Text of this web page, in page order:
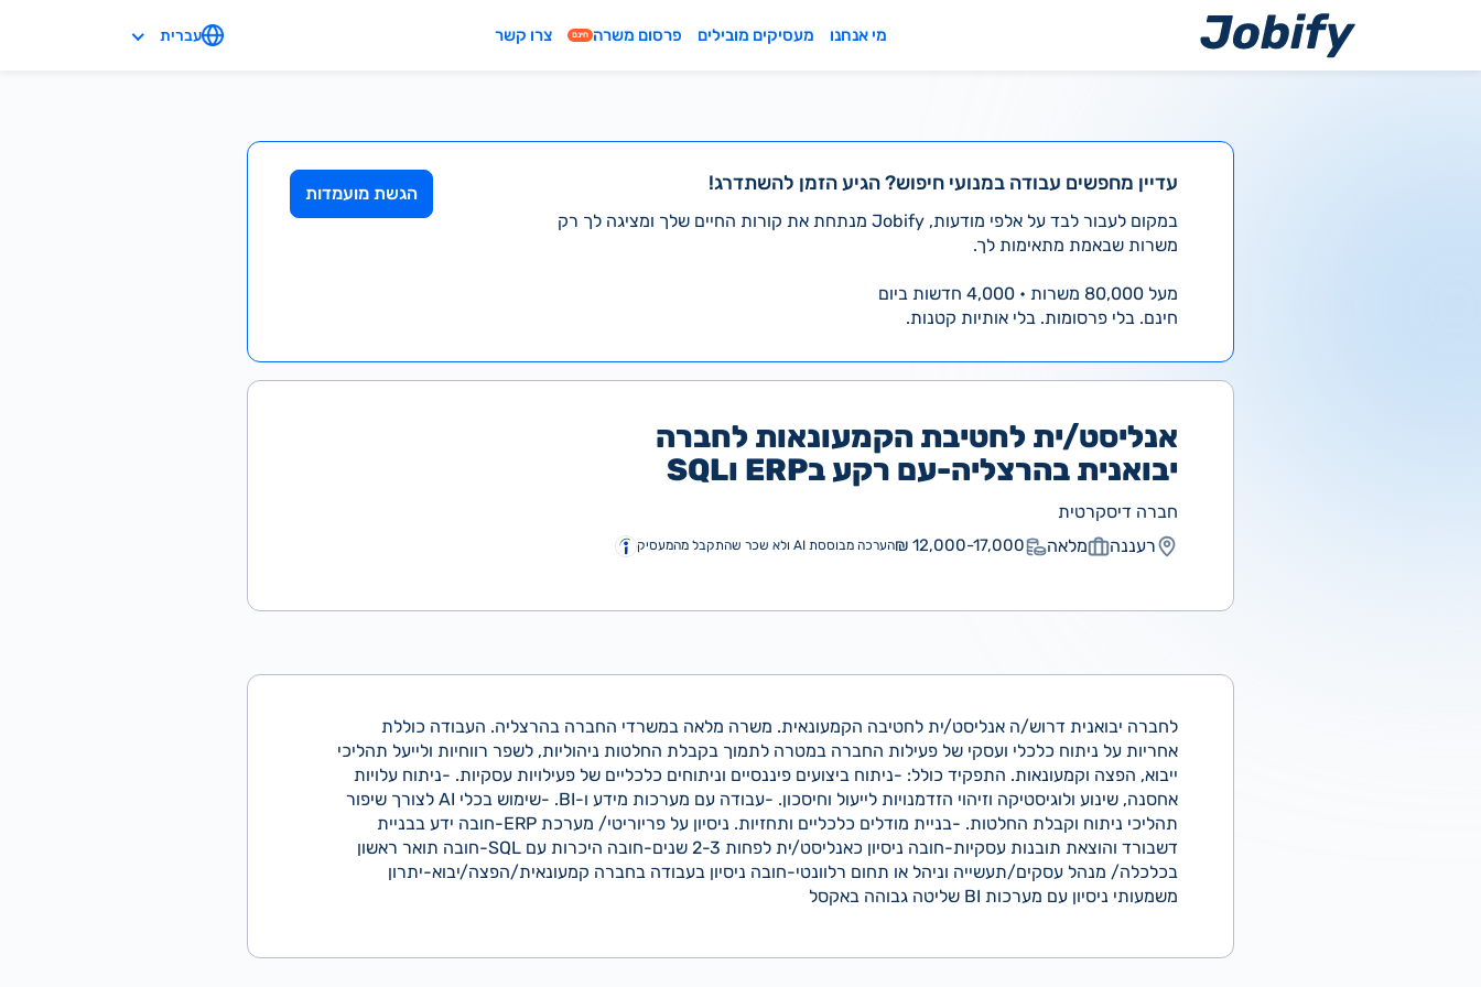
מי אנחנו מעסיקים מובילים פרסום משרה חינם צרו קשר עברית
עדיין מחפשים עבודה במנועי חיפוש? הגיע הזמן להשתדרג!
במקום לעבור לבד על אלפי מודעות, Jobify מנתחת את קורות החיים שלך ומציגה לך רק
משרות שבאמת מתאימות לך.
מעל 80,000 משרות • 4,000 חדשות ביום
חינם. בלי פרסומות. בלי אותיות קטנות.
הגשת מועמדות
אנליסט/ית לחטיבת הקמעונאות לחברה
יבואנית בהרצליה-עם רקע בERP וSQL
חברה דיסקרטית
רעננה
מלאה 12,000-17,000 ₪ הערכה מבוססת AI ולא שכר שהתקבל מהמעסיק
לחברה יבואנית דרוש/ה אנליסט/ית לחטיבה הקמעונאית. משרה מלאה במשרדי החברה בהרצליה. העבודה כוללת
אחריות על ניתוח כלכלי ועסקי של פעילות החברה במטרה לתמוך בקבלת החלטות ניהוליות, לשפר רווחיות ולייעל תהליכי
ייבוא, הפצה וקמעונאות. התפקיד כולל: -ניתוח ביצועים פיננסיים וניתוחים כלכליים של פעילויות עסקיות. -ניתוח עלויות
אחסנה, שינוע ולוגיסטיקה וזיהוי הזדמנויות לייעול וחיסכון. -עבודה עם מערכות מידע ו-BI. -שימוש בכלי AI לצורך שיפור
תהליכי ניתוח וקבלת החלטות. -בניית מודלים כלכליים ותחזיות. ניסיון על פריוריטי/ מערכת ERP-חובה ידע בבניית
דשבורד והוצאת תובנות עסקיות-חובה ניסיון כאנליסט/ית לפחות 2-3 שנים-חובה היכרות עם SQL-חובה תואר ראשון
בכלכלה/ מנהל עסקים/תעשייה וניהל או תחום רלוונטי-חובה ניסיון בעבודה בחברה קמעונאית/הפצה/יבוא-יתרון
משמעותי ניסיון עם מערכות BI שליטה גבוהה באקסל